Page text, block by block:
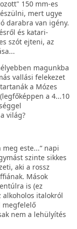
150 mm-es
mert ugye
darabra van igény.
és katari-
szót ejteni, az
magunkba
vallási felekezet
a Mózes
a 4...10
világ?
este...“ napi
szinte sikkes
aki a rossz
Mások
is (ez
alkoholos italokról
megfelelő
nem a lehülyítés